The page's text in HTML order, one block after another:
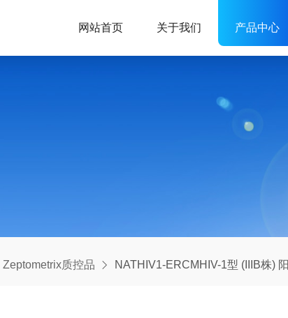
网站首页 关于我们 产品中心
Zeptometrix质控品 NATHIV1-ERCMHIV-1型 (IIIB株) 阳性质控品-中值